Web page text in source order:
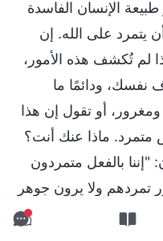
الإنسان الفاسدة
يتمرد على الله. إن
لم تُكشف هذه الأمور،
نفسك، ودائمًا ما
أو تقول إن هذا
ماذا عنك أنت؟
"إننا بالفعل متمردون
تمردهم ولا يرون جوهر
أنهم لا يستطيعون التغير